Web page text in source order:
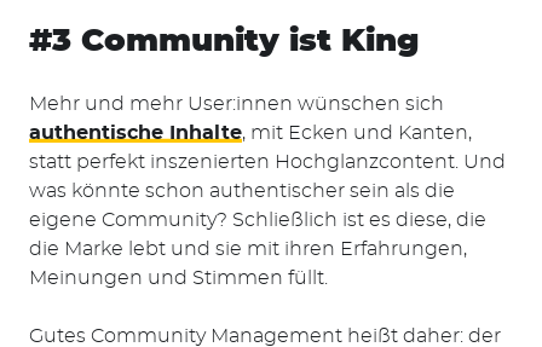
#3 Community ist King
Mehr und mehr User:innen wünschen sich
authentische Inhalte, mit Ecken und Kanten,
statt perfekt inszenierten Hochglanzcontent. Und
was könnte schon authentischer sein als die
eigene Community? Schließlich ist es diese, die
die Marke lebt und sie mit ihren Erfahrungen,
Meinungen und Stimmen füllt.
Gutes Community Management heißt daher: der